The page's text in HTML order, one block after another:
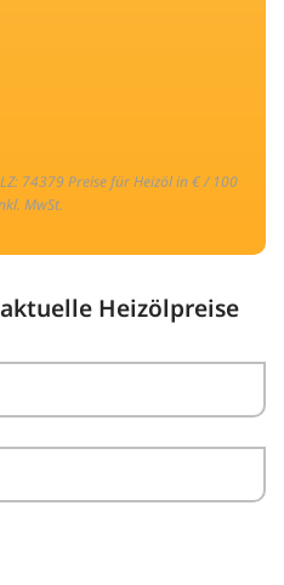
74379 Preise für Heizöl in € / 100
MwSt.
Heizölpreise